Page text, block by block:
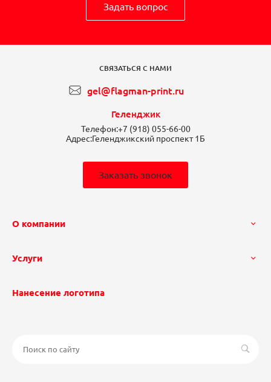
Задать вопрос
СВЯЗАТЬСЯ С НАМИ
gel@flagman-print.ru
Геленджик
Телефон:+7 (918) 055-66-00
Адрес:Геленджикский проспект 1Б
Заказать звонок
О компании
Услуги
Нанесение логотипа